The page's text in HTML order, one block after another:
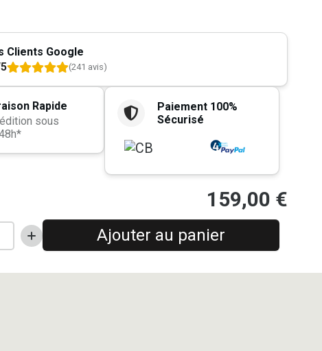
Clients Google
(241 avis)
Rapide
sous
Paiement 100%
Sécurisé
159,00 €
Ajouter au panier